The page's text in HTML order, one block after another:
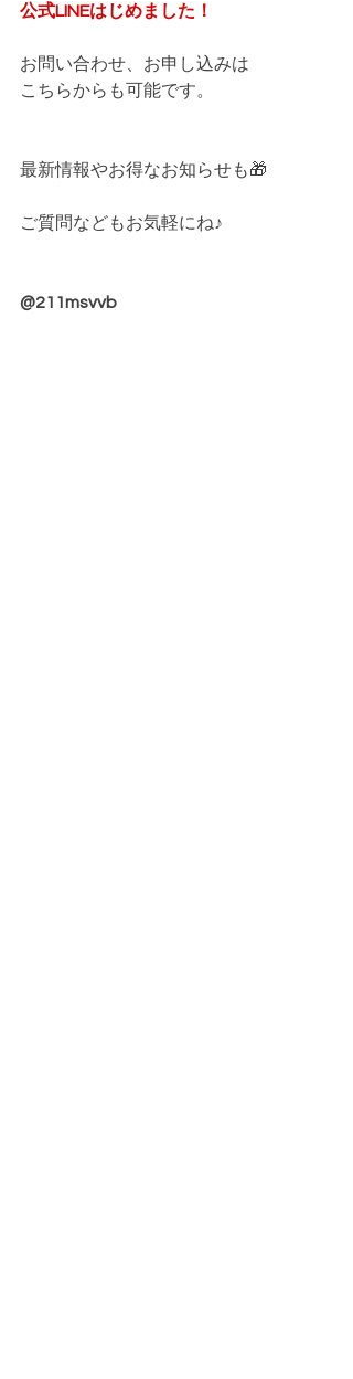
公式LINEはじめました！
お問い合わせ、お申し込みは
こちらからも可能です。
最新情報やお得なお知らせも🎁
ご質問などもお気軽にね♪
@211msvvb